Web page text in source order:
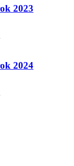
2023
2024